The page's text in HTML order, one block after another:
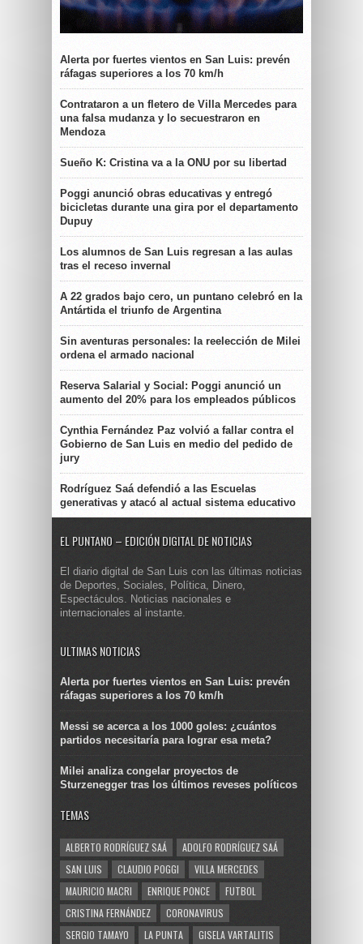
Alerta por fuertes vientos en San Luis: prevén
ráfagas superiores a los 70 km/h
Contrataron a un fletero de Villa Mercedes para
una falsa mudanza y lo secuestraron en
Mendoza
Sueño K: Cristina va a la ONU por su libertad
Poggi anunció obras educativas y entregó
bicicletas durante una gira por el departamento
Dupuy
Los alumnos de San Luis regresan a las aulas
tras el receso invernal
A 22 grados bajo cero, un puntano celebró en la
Antártida el triunfo de Argentina
Sin aventuras personales: la reelección de Milei
ordena el armado nacional
Reserva Salarial y Social: Poggi anunció un
aumento del 20% para los empleados públicos
Cynthia Fernández Paz volvió a fallar contra el
Gobierno de San Luis en medio del pedido de
jury
Rodríguez Saá defendió a las Escuelas
generativas y atacó al actual sistema educativo
EL PUNTANO – EDICIÓN DIGITAL DE NOTICIAS
El diario digital de San Luis con las últimas noticias
de Deportes, Sociales, Política, Dinero,
Espectáculos. Noticias nacionales e
internacionales al instante.
ULTIMAS NOTICIAS
Alerta por fuertes vientos en San Luis: prevén
ráfagas superiores a los 70 km/h
Messi se acerca a los 1000 goles: ¿cuántos
partidos necesitaría para lograr esa meta?
Milei analiza congelar proyectos de
Sturzenegger tras los últimos reveses políticos
TEMAS
ALBERTO RODRÍGUEZ SAÁ
ADOLFO RODRÍGUEZ SAÁ
SAN LUIS
CLAUDIO POGGI
VILLA MERCEDES
MAURICIO MACRI
ENRIQUE PONCE
FUTBOL
CRISTINA FERNÁNDEZ
CORONAVIRUS
SERGIO TAMAYO
LA PUNTA GISELA VARTALITIS